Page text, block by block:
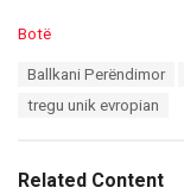
C
i
Botë
Ballkani Perëndimor
tregu unik evropian
Related Content